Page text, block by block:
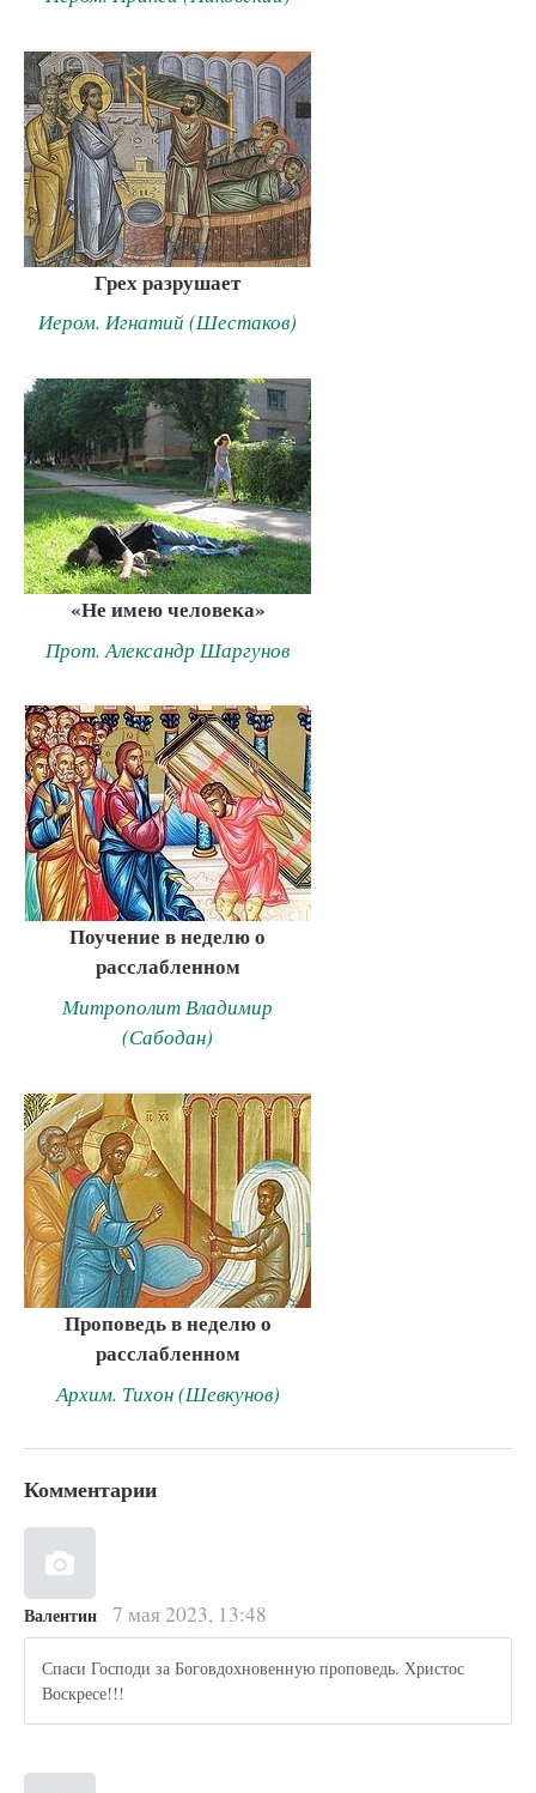
Грех разрушает
Иером. Игнатий (Шестаков)
«Не имею человека»
Прот. Александр Шаргунов
Поучение в неделю о
расслабленном
Митрополит Владимир
(Сабодан)
Проповедь в неделю о
расслабленном
Архим. Тихон (Шевкунов)
Комментарии
Валентин 7 мая 2023, 13:48
Спаси Господи за Боговдохновенную проповедь. Христос
Воскресе!!!